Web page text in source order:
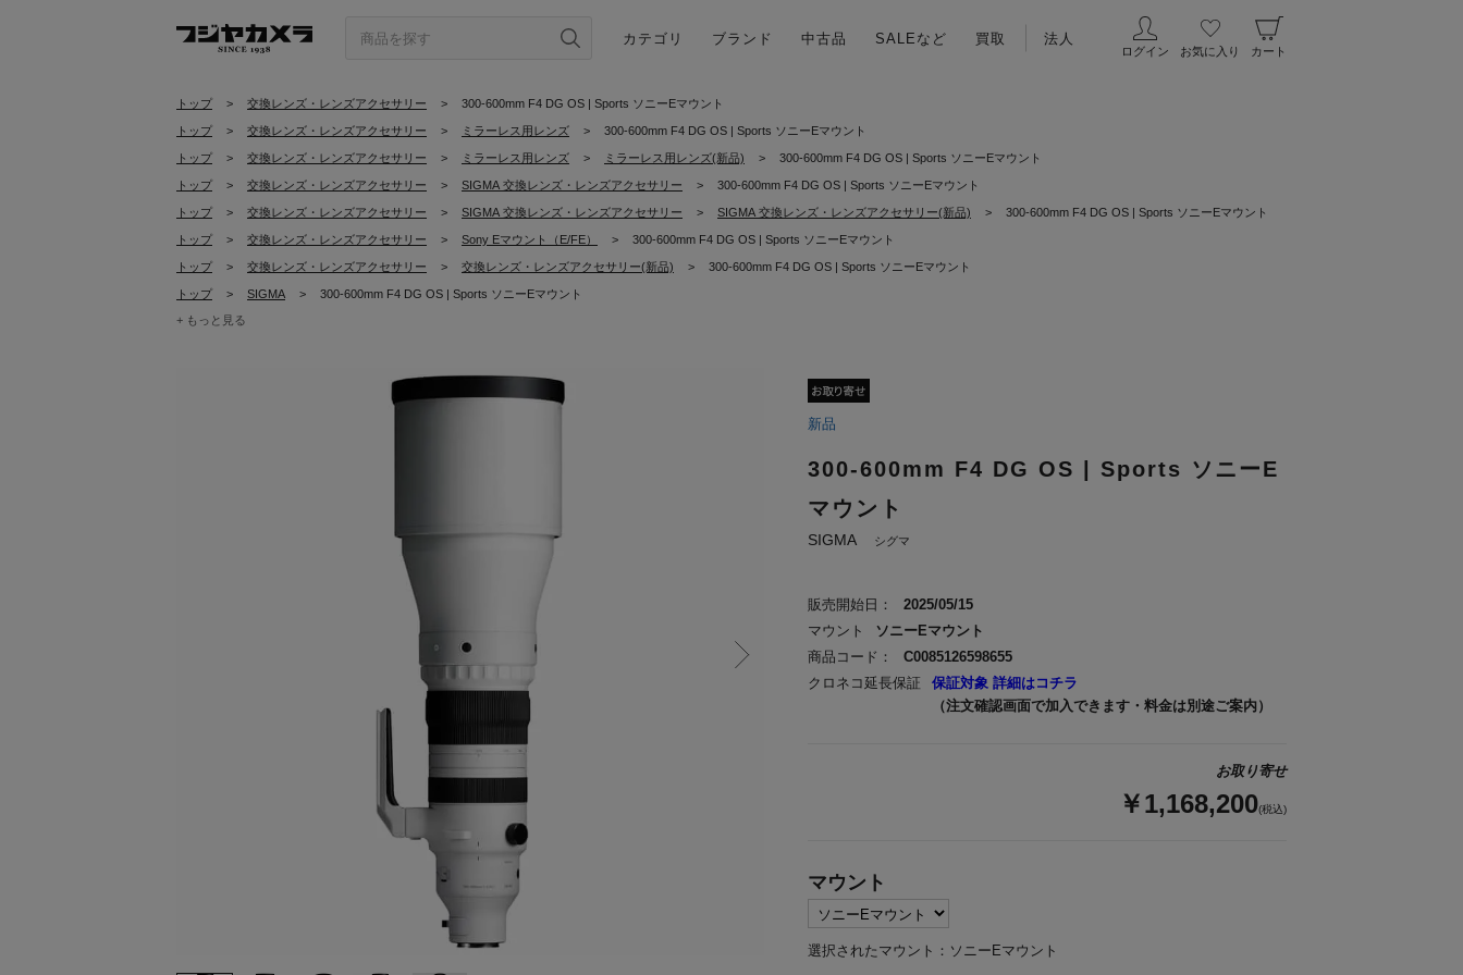
カテゴリ ブランド 中古品 SALEなど 買取 法人
ログイン お気に入り カート
トップ > 交換レンズ・レンズアクセサリー > 300-600mm F4 DG OS | Sports ソニーEマウント
トップ > 交換レンズ・レンズアクセサリー > ミラーレス用レンズ > 300-600mm F4 DG OS | Sports ソニーEマウント
トップ > 交換レンズ・レンズアクセサリー > ミラーレス用レンズ > ミラーレス用レンズ(新品) > 300-600mm F4 DG OS | Sports ソニーEマウント
トップ > 交換レンズ・レンズアクセサリー > SIGMA 交換レンズ・レンズアクセサリー > 300-600mm F4 DG OS | Sports ソニーEマウント
トップ > 交換レンズ・レンズアクセサリー > SIGMA 交換レンズ・レンズアクセサリー > SIGMA 交換レンズ・レンズアクセサリー(新品) > 300-600mm F4 DG OS | Sports ソニーEマウント
トップ > 交換レンズ・レンズアクセサリー > Sony Eマウント（E/FE） > 300-600mm F4 DG OS | Sports ソニーEマウント
トップ > 交換レンズ・レンズアクセサリー > 交換レンズ・レンズアクセサリー(新品) > 300-600mm F4 DG OS | Sports ソニーEマウント
トップ > SIGMA >
300-600mm F4 DG OS | Sports ソニーEマウント
+ もっと見る
新品
300-600mm F4 DG OS | Sports ソニーE
マウント
SIGMA シグマ
お取り寄せ
￥1,168,200(税込)
商品コード： C0085126598655
販売開始日：
2025/05/15
マウント
ソニーEマウント
クロネコ延長保証
保証対象 詳細はコチラ
（注文確認画面で加入できます・料金は別途ご案内）
マウント
選択されたマウント：ソニーEマウント